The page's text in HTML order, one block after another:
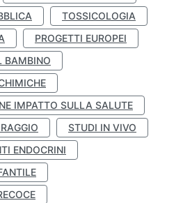
TOSSICOLOGIA
PROGETTI EUROPEI
BAMBINO
IMPATTO SULLA SALUTE
STUDI IN VIVO
ENDOCRINI